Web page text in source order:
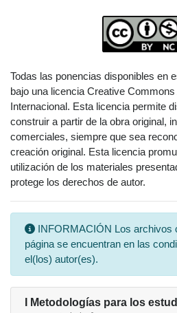
Todas las ponencias disponibles en
bajo una licencia Creative Commons
Internacional. Esta licencia permite
construir a partir de la obra original,
comerciales, siempre que sea
creación original. Esta licencia
utilización de los materiales
protege los derechos de autor.
INFORMACIÓN Los archivos
página se encuentran en las
el(los) autor(es).
I Metodologías para los